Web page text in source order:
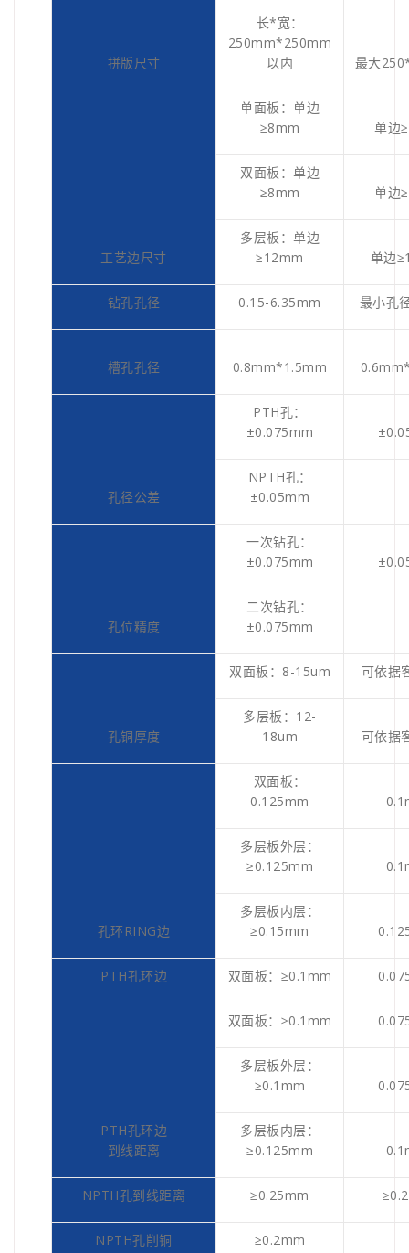
拼版尺寸
长*宽：
250mm*250mm
以内
最大
工艺边尺寸
单面板：单边
≥8mm
单边
双面板：单边
≥8mm
单边
多层板：单边
≥12mm
单边
钻孔孔径 0.15-6.35mm 最小孔
槽孔孔径 0.8mm*1.5mm
孔径公差
PTH孔：
±0.075mm
NPTH孔：
±0.05mm
孔位精度
一次钻孔：
±0.075mm
二次钻孔：
±0.075mm
孔铜厚度
双面板：8-15um 可依据
多层板：12-
18um
可依据
孔环RING边
双面板：
0.125mm
多层板外层：
≥0.125mm
多层板内层：
≥0.15mm
PTH孔环边 双面板：≥0.1mm
PTH孔环边
到线距离
双面板：≥0.1mm
多层板外层：
≥0.1mm
多层板内层：
≥0.125mm
NPTH孔到线距离 ≥0.25mm
NPTH孔削铜 ≥0.2mm